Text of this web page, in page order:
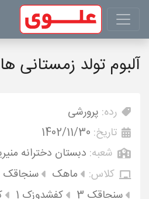
آلبوم تولد زمستانی ها
رده: پرورشی
تاریخ: 1402/11/30
شعبه: دبستان دخترانه
کلاس:
ماهک سنجاقک 1